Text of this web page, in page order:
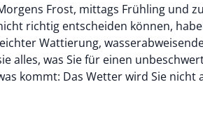
Frost, mittags Frühling und
richtig entscheiden können,
Wattierung,
alles, was Sie für einen
kommt: Das Wetter wird Sie nicht